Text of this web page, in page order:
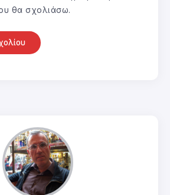
θα σχολιάσω.